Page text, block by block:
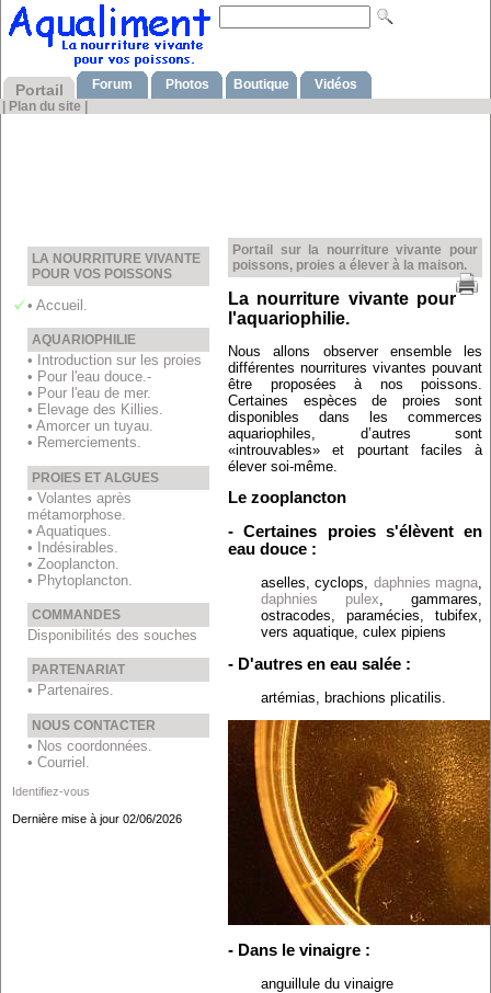
Portail Forum Photos Boutique
Vidéos
Plan du site
LA NOURRITURE VIVANTE
POUR VOS POISSONS
• Accueil.
AQUARIOPHILIE
• Introduction sur les proies
• Pour l'eau douce.-
• Pour l'eau de mer.
• Elevage des Killies.
• Amorcer un tuyau.
• Remerciements.
PROIES ET ALGUES
• Volantes après
métamorphose.
• Aquatiques.
• Indésirables.
• Zooplancton.
• Phytoplancton.
COMMANDES
Disponibilités des souches
PARTENARIAT
• Partenaires.
NOUS CONTACTER
• Nos coordonnées.
• Courriel.
Identifiez-vous
Dernière mise à jour 02/06/2026
Portail sur la nourriture vivante pour
poissons, proies a élever à la maison.
La nourriture vivante pour
l'aquariophilie.
Nous allons observer ensemble les
différentes nourritures vivantes pouvant
être proposées à nos poissons.
Certaines espèces de proies sont
disponibles dans les commerces
aquariophiles, d’autres sont
«introuvables» et pourtant faciles à
élever soi-même.
Le zooplancton
- Certaines proies s'élèvent en
eau douce :
aselles, cyclops, daphnies magna
daphnies
pulex , gammares,
ostracodes, paramécies, tubifex,
vers aquatique, culex pipiens
- D'autres en eau salée :
artémias, brachions plicatilis.
- Dans le vinaigre :
anguillule du vinaigre